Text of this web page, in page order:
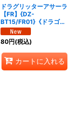
ドラグリッターアサーラ
【FR】{DZ-
BT15/FR01}《ドラゴン
エンパイア》
80円(税込)
カートに入れる